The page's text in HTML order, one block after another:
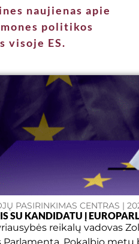
naujienas apie
politikos
visoje ES.
PASIRINKIMAS CENTRAS |
SU KANDIDATU Į
reikalų vadovas